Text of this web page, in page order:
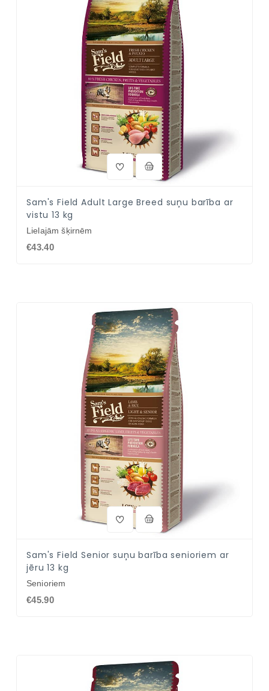
Sam's Field Adult Large Breed suņu barība ar
vistu 13 kg
Lielajām šķirnēm
€43.40
Sam's Field Senior suņu barība senioriem ar
jēru 13 kg
Senioriem
€45.90